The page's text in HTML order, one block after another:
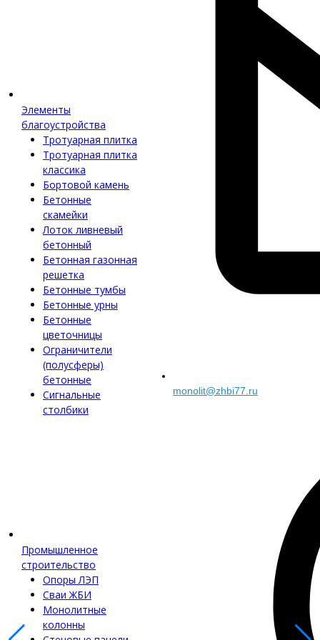
Элементы
благоустройства
Тротуарная плитка
Тротуарная плитка
классика
Бортовой камень
Бетонные
скамейки
Лоток ливневый
бетонный
Бетонная газонная
решетка
Бетонные тумбы
Бетонные урны
Бетонные
цветочницы
Ограничители
(полусферы)
бетонные
Сигнальные
столбики
Промышленное
строительство
Опоры ЛЭП
Сваи ЖБИ
Монолитные
колонны
monolit@zhbi77.ru